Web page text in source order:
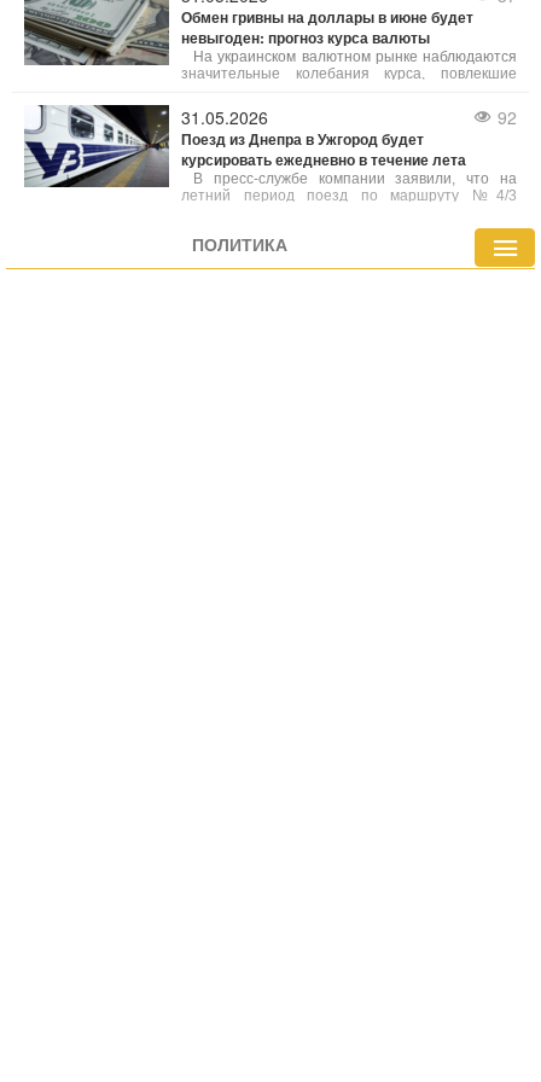
Обмен гривны на доллары в июне будет
невыгоден: прогноз курса валюты
На украинском валютном рынке наблюдаются
значительные колебания курса, повлекшие
отношению к американскому доллару. Эксперты
экономической отрасли проанализировали
факторы, влияющие на кассовые операции
банков и финансовых учреждений, и дали
прогнозы по диапазону возможных изменений
котировок.
31.05.2026 92
Поезд из Днепра в Ужгород будет
курсировать ежедневно в течение лета
В пресс-службе компании заявили, что на
летний период поезд по маршруту №4/3
Кроме того, возобновляется рейс поезда
№143/144 сообщением Сумы - Рахов.
ПОЛИТИКА